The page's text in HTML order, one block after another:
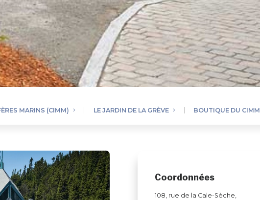
MARINS (CIMM) LE JARDIN DE LA GRÈVE BOUTIQUE DU CIMM
Coordonnées
108, rue de la Cale-Sèche,